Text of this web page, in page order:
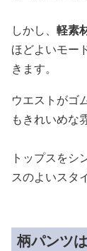
しかし、 軽素
ほどよいモー
きます。
ウエストがゴ
もきれいめな
トップスをシ
スのよいスタ
柄パンツ